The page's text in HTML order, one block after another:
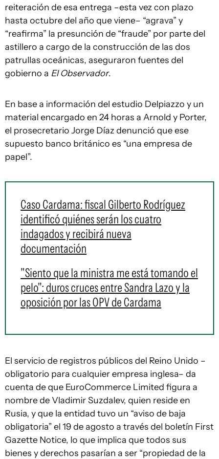
reiteración de esa entrega –esta vez con plazo
hasta octubre del año que viene– “agrava” y
“reafirma” la presunción de “fraude” por parte del
astillero a cargo de la construcción de las dos
patrullas oceánicas, aseguraron fuentes del
gobierno a El Observador.
En base a información del estudio Delpiazzo y un
material encargado en 24 horas a Arnold y Porter,
el prosecretario Jorge Díaz denunció que ese
supuesto banco británico es “una empresa de
papel”.
Caso Cardama: fiscal Gilberto Rodríguez
identificó quiénes serán los cuatro
indagados y recibirá nueva
documentación
"Siento que la ministra me está tomando el
pelo": duros cruces entre Sandra Lazo y la
oposición por las OPV de Cardama
El servicio de registros públicos del Reino Unido –
obligatorio para cualquier empresa inglesa– da
cuenta de que EuroCommerce Limited figura a
nombre de Vladimir Suzdalev, quien reside en
Rusia, y que la entidad tuvo un “aviso de baja
obligatoria” el 19 de agosto a través del boletín First
Gazette Notice, lo que implica que todos sus
bienes y derechos pasarían a ser “propiedad de la